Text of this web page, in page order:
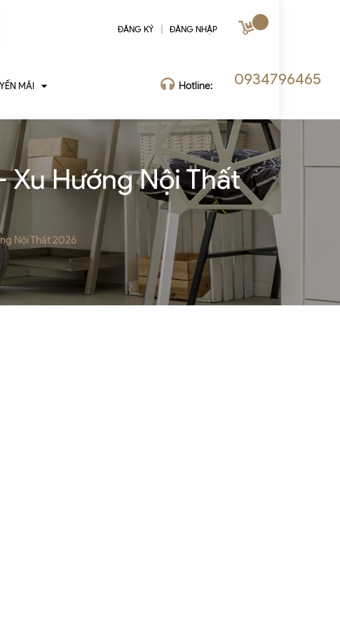
ĐĂNG KÝ ĐĂNG NHẬP
MÃI Hotline: 0934796465
Xu Hướng Nội Thất
Nội Thất 2026